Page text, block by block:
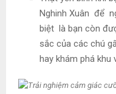
Nghinh Xuân để
biệt là bạn còn
sắc của các chú
hay khám phá khu